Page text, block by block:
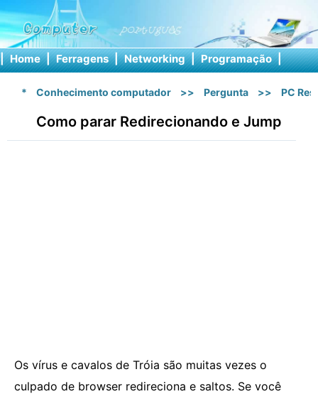
| Home | Ferragens | Networking | Programação |
* Conhecimento computador >> Pergunta >> PC
Como parar Redirecionando e Jump
Os vírus e cavalos de Tróia são muitas vezes o
culpado de browser redireciona e saltos. Se você